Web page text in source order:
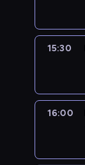
15:30
16:00